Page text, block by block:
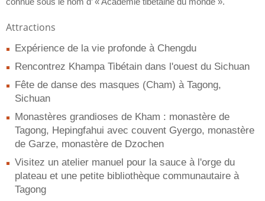
Attractions
Expérience de la vie profonde à Chengdu
Rencontrez Khampa Tibétain dans l'ouest du Sichuan
Fête de danse des masques (Cham) à Tagong,
Sichuan
Monastères grandioses de Kham : monastère de
Tagong, Hepingfahui avec couvent Gyergo, monastère
de Garze, monastère de Dzochen
Visitez un atelier manuel pour la sauce à l'orge du
plateau et une petite bibliothèque communautaire à
Tagong